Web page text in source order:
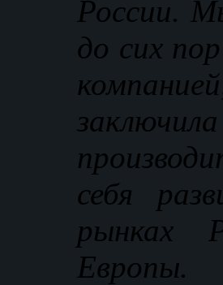
России.
до сих
себя
рынках
Европы.